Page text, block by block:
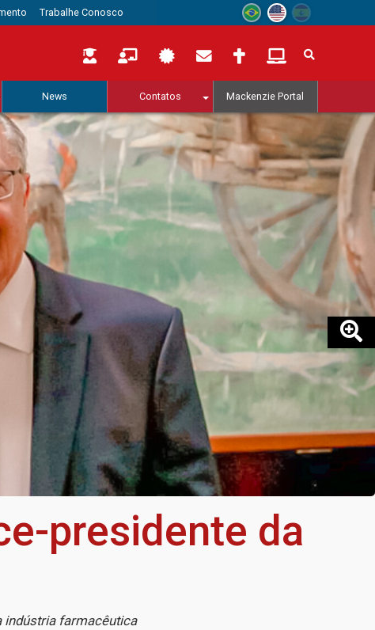
Trabalhe Conosco
News Contatos Mackenzie Portal
presidente da
indústria farmacêutica